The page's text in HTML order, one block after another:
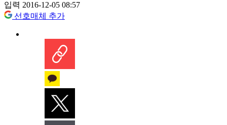
입력 2016-12-05 08:57
선호매체 추가